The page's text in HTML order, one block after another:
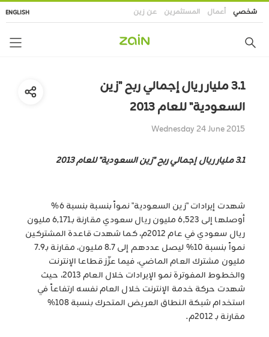
تجاوز
إلى
الرئيسي
شخصي أعمال المستثمرين عن زين ENGLISH
3.1 مليار ريال إجمالي ربح "زين
السعودية" للعام 2013
Wednesday 24 June 2015
3.1 مليار ريال إجمالي ربح "زين السعودية" للعام 2013
شهدت إيرادات "زين السعودية" نمواً بنسبة بنسبة 6%
أوصلها إلى 6,523 مليون ريال سعودي مقارنة بـ6,171 مليون
ريال سعودي في عام 2012م، كما شهدت قاعدة المشتركين
نمواً بنسبة 10% ليصل عددهم إلى 8.7 مليون، مقارنة بـ7.9
مليون مشترك العام الماضي، فيما عزّز قطاعا الإنترنت
والخطوط المفوترة نمو الإيرادات خلال العام 2013، حيث
شهدت حركة خدمة الإنترنت خلال العام نفسه ارتفاعاً في
استخدام شبكة النطاق العريض المتحرك بنسبة 108%
مقارنة بـ 2012م.